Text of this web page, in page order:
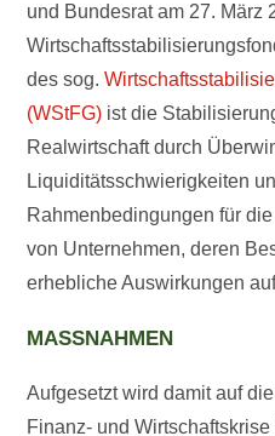
und Bundesrat am 27. März
des sog.
(WStFG) ist die
Realwirtschaft durch
Liquiditätsschwierigkeiten
Rahmenbedingungen für
von Unternehmen, deren
erhebliche Auswirkungen
MASSNAHMEN
Aufgesetzt wird damit auf
Finanz- und